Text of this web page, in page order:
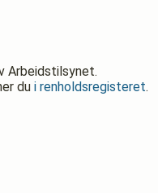
Arbeidstilsynet.
du i renholdsregisteret.